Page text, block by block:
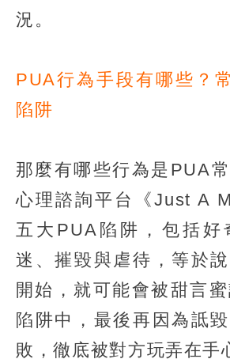
況。
PUA行為手段有哪些？
陷阱
那麼有哪些行為是PUA
心理諮詢平台《Just A
五大PUA陷阱，包括好
迷、摧毀與虐待，等於
開始，就可能會被甜言
陷阱中，最後再因為詆
敗，徹底被對方玩弄在手